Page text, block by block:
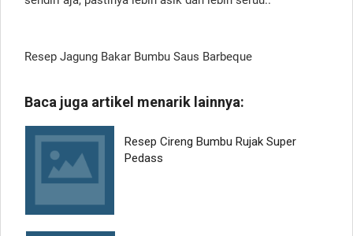
Resep Jagung Bakar Bumbu Saus Barbeque